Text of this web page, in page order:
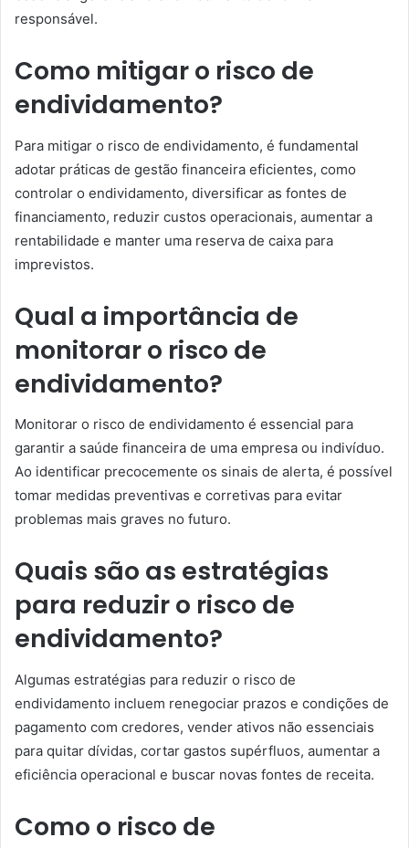
responsável.
Como mitigar o risco de
endividamento?
Para mitigar o risco de endividamento, é fundamental
adotar práticas de gestão financeira eficientes, como
controlar o endividamento, diversificar as fontes de
financiamento, reduzir custos operacionais, aumentar a
rentabilidade e manter uma reserva de caixa para
imprevistos.
Qual a importância de
monitorar o risco de
endividamento?
Monitorar o risco de endividamento é essencial para
garantir a saúde financeira de uma empresa ou indivíduo.
Ao identificar precocemente os sinais de alerta, é possível
tomar medidas preventivas e corretivas para evitar
problemas mais graves no futuro.
Quais são as estratégias
para reduzir o risco de
endividamento?
Algumas estratégias para reduzir o risco de
endividamento incluem renegociar prazos e condições de
pagamento com credores, vender ativos não essenciais
para quitar dívidas, cortar gastos supérfluos, aumentar a
eficiência operacional e buscar novas fontes de receita.
Como o risco de